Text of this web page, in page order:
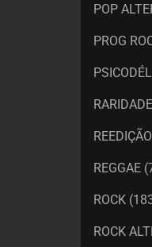
POP
PROG
REEDIÇÃO
REGGAE
ROCK
ROCK